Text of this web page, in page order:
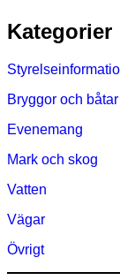
Hoppa
till
Kategorier
Bryggor och båtar
Evenemang
Mark och skog
Vatten
Vägar
Övrigt